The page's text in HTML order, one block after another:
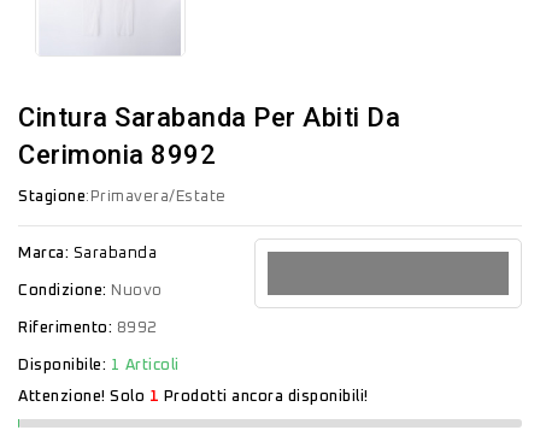
Cintura Sarabanda Per Abiti Da
Cerimonia 8992
Stagione:Primavera/Estate
Marca: Sarabanda
Condizione: Nuovo
Riferimento: 8992
Disponibile: 1 Articoli
Attenzione! Solo 1 Prodotti ancora disponibili!